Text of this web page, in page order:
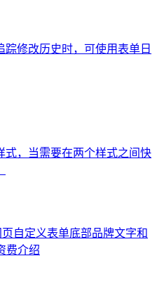
修改历史时，可使用表单日
，当需要在两个样式之间快
自定义表单底部品牌文字和
费介绍